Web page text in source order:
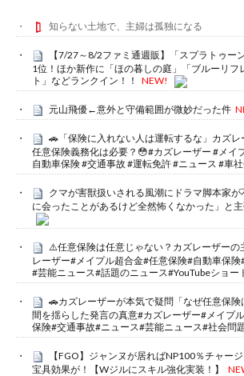
知らない土地で、主婦は孤独になる
【7/27～8/2ファミ通週販】「スプラトゥー
1位！ほか新作に「ほの暮しの庭」「ブルーリフ
ト」などランクイン！！
NEW!
元山飛優←意外と守備範囲が微妙だった件
🚗「保険に入れない人は運転するな」カズ
任意保険義務化は必要？😳#カズレーザー #メイ
自動車保険 #交通事故 #運転免許 #ニュース #車
クマが害獣扱いされる風潮にドラマ脚本家
に会ったことがあるけど全然怖くなかった」と
⚠️任意保険は任意じゃない？カズレーザーの
レーザー#メイプル超合金#任意保険#自動車保
#芸能ニュース#話題のニュース#YouTubeショー
🚗カズレーザーが本気で疑問「なぜ任意保
間を揺らした発言の真意#カズレーザー#メイプ
保険#交通事故#ニュース#芸能ニュース#社会問
【FGO】ジャンヌが居ればNP100％チャー
宝具効果が！【Wジルにスキル強化実装！】